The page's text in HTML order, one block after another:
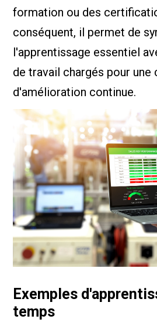
formation ou des
conséquent, il permet de
l'apprentissage essentiel
de travail chargés pour
d'amélioration continue.
Exemples
temps